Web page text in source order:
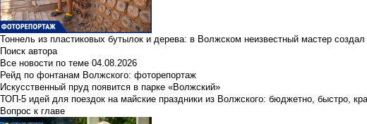
Тоннель из пластиковых бутылок и дерева: в Волжском неизвестный мастер
Поиск автора
Все новости по теме 04.08.2026
Рейд по фонтанам Волжского: фоторепортаж
Искусственный пруд появится в парке «Волжский»
ТОП-5 идей для поездок на майские праздники из Волжского: бюджетно, быстро,
Вопрос к главе